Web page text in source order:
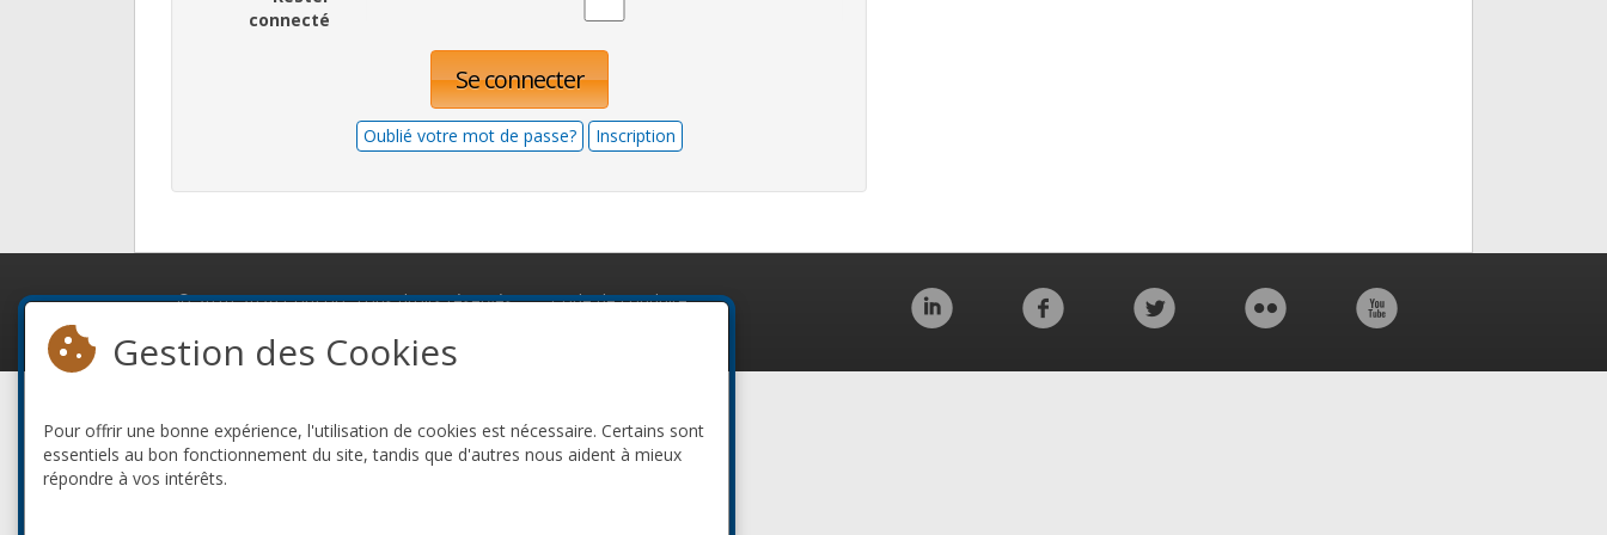
connecté
Se connecter
Oublié votre mot de passe? Inscription
© 2010-2026 ConFoo. Tous droits réservés. Code de conduite
Gestion des Cookies
Pour offrir une bonne expérience, l'utilisation de cookies est nécessaire. Certains sont
essentiels au bon fonctionnement du site, tandis que d'autres nous aident à mieux
répondre à vos intérêts.